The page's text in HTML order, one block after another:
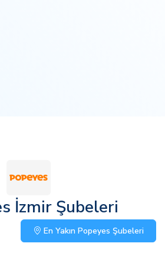
İzmir Şubeleri
En Yakın Popeyes Şubeleri